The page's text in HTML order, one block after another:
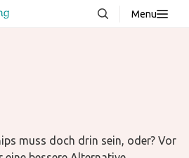
Menu
Rezepte
muss doch drin sein, oder? Vor